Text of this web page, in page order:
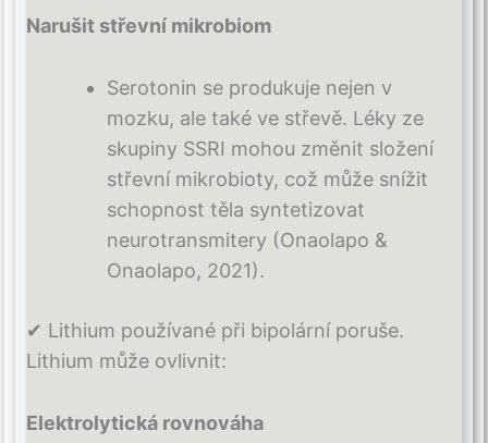
Narušit střevní mikrobiom
Serotonin se produkuje nejen v
mozku, ale také ve střevě. Léky ze
skupiny SSRI mohou změnit složení
střevní mikrobioty, což může snížit
schopnost těla syntetizovat
neurotransmitery (Onaolapo &
Onaolapo, 2021).
✔ Lithium používané při bipolární poruše.
Lithium může ovlivnit:
Elektrolytická rovnováha